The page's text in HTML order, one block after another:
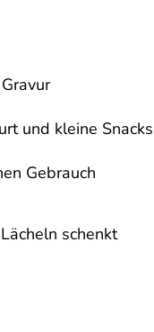
und kleine Snacks
Gebrauch
schenkt